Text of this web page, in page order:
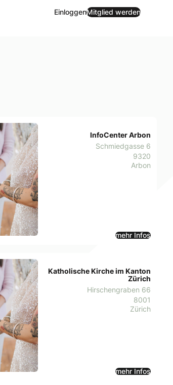
EinloggenMitglied werden
InfoCenter Arbon
Schmiedgasse 6
9320
Arbon
mehr Infos
Katholische Kirche im Kanton
Zürich
Hirschengraben 66
8001
Zürich
mehr Infos